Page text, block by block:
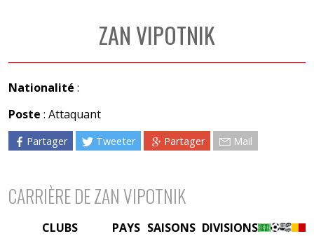
ZAN VIPOTNIK
Nationalité :
Poste : Attaquant
Partager Tweeter Partager Mail
CARRIÈRE DE ZAN VIPOTNIK
PAYS SAISONS DIVISIONS
CLUBS